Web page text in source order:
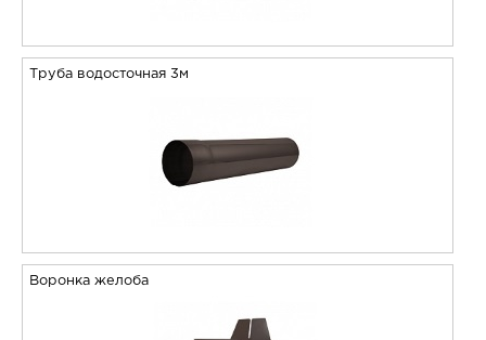
Труба водосточная 3м
Воронка желоба